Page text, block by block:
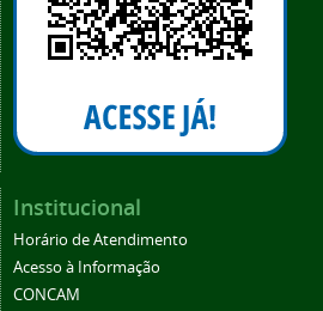
Institucional
Horário de Atendimento
Acesso à Informação
CONCAM